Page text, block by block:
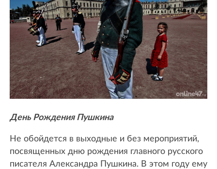
День Рождения Пушкина
Не обойдется в выходные и без мероприятий,
посвященных дню рождения главного русского
писателя Александра Пушкина. В этом году ему